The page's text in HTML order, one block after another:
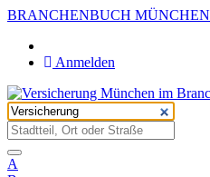
BRANCHENBUCH MÜNCHEN
Anmelden
A